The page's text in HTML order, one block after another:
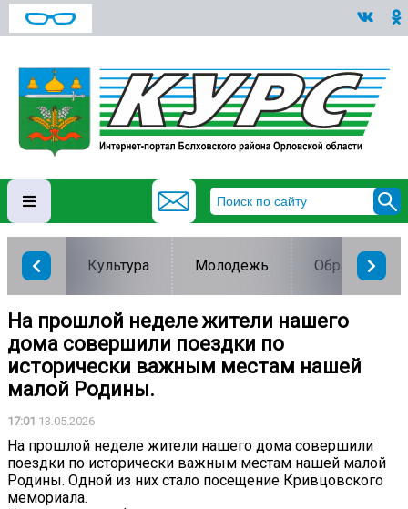
Культура Молодежь Образование
На прошлой неделе жители нашего
дома совершили поездки по
исторически важным местам нашей
малой Родины.
17:01 13.05.2026
На прошлой неделе жители нашего дома совершили
поездки по исторически важным местам нашей малой
Родины. Одной из них стало посещение Кривцовского
мемориала.